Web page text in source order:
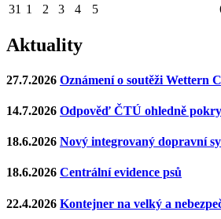
31 1 2 3 4 5
Aktuality
27.7.2026 Oznámení o soutěži Wettern
14.7.2026 Odpověď ČTÚ ohledně
18.6.2026 Nový integrovaný dopravní
18.6.2026 Centrální evidence psů
22.4.2026 Kontejner na velký a